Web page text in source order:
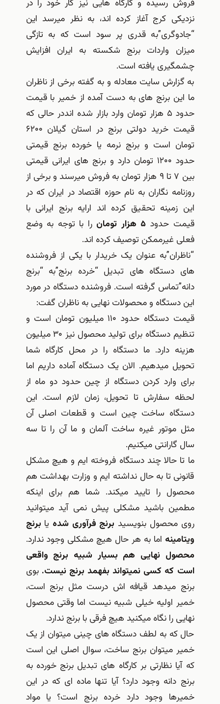
فروش رسیده و کارگاه هایی نیز کار خود را در
نزدیکی کرج آغاز کرده اند، به نظر میرسد این
“جادوگری”به قدری پر سود است که به تازگی
میزان واردات برنج شکسته به ایران افزایش
چشمگیری یافته است.
به گزارش سایت معادله و به گفته برخی از ناظران
ما این برنج های به دست آمده از خمیر با قیمت
حدود ۵ هزار تومان وارد بازار شده انددر حالی که
قیمت خرید دولتی برنج در استان گیلان ۶۲۰۰
تومان است و برنج نرمه یا خورده برنج قیمتی
حدود ۱۲۰۰ تومان دارد و برنج های ایرانی قیمتی
بین ۷ تا ۹ هزار تومان به فروش میرسند و برخی از
روزنامه نگاران به نام حوزه اقتصاد در ایران که در
این زمینه تحقیق کرده اند ارایه برنج ایرانی با
قیمت حدود ۵ هزار تومان
را با توجه به وضع
فعلی غیرممکن توصیف کرده اند.
“ناظران”به عنوان یک خریدار با یکی از فروشنده
های دستگاه های تبدیل “خرده برنج”به “برنج
دانه”تماس گرفته است. فروشنده دستگاه در مورد
این دستگاه و محصولات نهایی به ناظران گفت:
قیمت دستگاه حدود ۱۱۰ میلیون تومان است و
تنظیم دستگاه برای تولید محصول نیز ۳۰ میلیون
هزینه دارد. ما دستگاه را در محل کارگاه شما
تحویل میدهیم. الان یک دستگاه آماده داریم اما
برای وارد کردن دستگاه از چین حدود دو ماه از
لحظه سفارش تا تحویل، زمان لازم است. این
دستگاه ساخت چین است و قطعات اصلی آن
مثل موتور غیره ساخت آلمان و ما آن را تا سه
سال گارانتی میکنیم.
ما تا حالا چند دستگاه فروخته ایم و هیچ مشکل
قانونی تا به حال نداشته ایم و وزارت بهداشت هم
محصول را تایید میکند. شما هم برای اینکه
مطمین باشید مشکلی پیش نمی آید میتوانید
روی محصول بنویسید برنج فرآوری شده یا برنج
ویتامینه اما به هر حال هیچ مشکلی وجود ندارد.
محصول نهایی هم بسیار شبیه برنج واقعی
است که کسی نمیتواند بفهمد برنج نیست. بوی
برنج میدهد قیافه اش درست مثل برنج است،
خمیر اولیه خیلی شبیه نیست اما وقتی محصول
نهایی را نگاه میکنید هیچ فرقی با برنج ندارد.
حال که به لطف دستگاه های چینی میتوان از یک
خمیر میتوان برنج ساخت، سوال اصلی این است
که آیا نظارتی بر کارگاه های تبدیل برنج خورده به
برنج دانه وجود دارد؟ آیا تنها ماده ای که در این
خمیرها وجود دارد خرده برنج است؟ یا مواد